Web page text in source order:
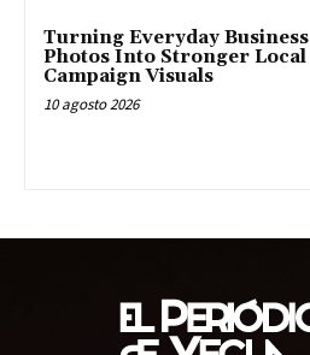
Turning Everyday Business
Photos Into Stronger Local
Campaign Visuals
10 agosto 2026